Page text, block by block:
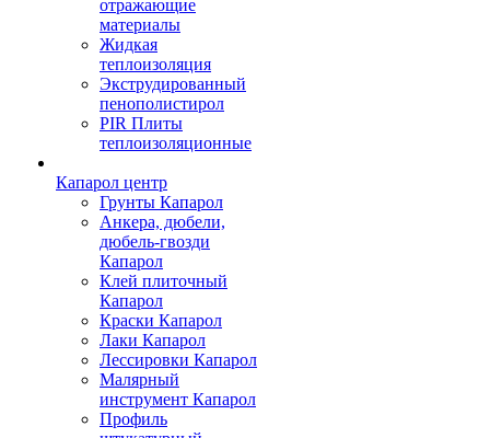
отражающие
материалы
Жидкая
теплоизоляция
Экструдированный
пенополистирол
PIR Плиты
теплоизоляционные
Капарол центр
Грунты Капарол
Анкера, дюбели,
дюбель-гвозди
Капарол
Клей плиточный
Капарол
Краски Капарол
Лаки Капарол
Лессировки Капарол
Малярный
инструмент Капарол
Профиль